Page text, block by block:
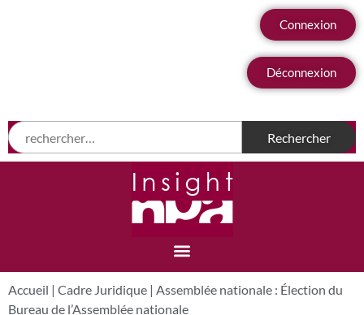
Connexion
Déconnexion
Accueil | Cadre Juridique | Assemblée nationale : Élection du
Bureau de l’Assemblée nationale